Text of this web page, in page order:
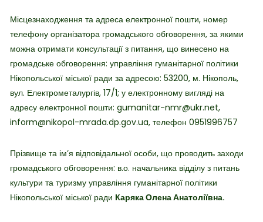
Місцезнаходження та адреса електронної пошти, номер
телефону організатора громадського обговорення, за якими
можна отримати консультації з питання, що винесено на
громадське обговорення: управління гуманітарної політики
Нікопольської міської ради за адресою: 53200, м. Нікополь,
вул. Електрометалургів, 17/1; у електронному вигляді на
адресу електронної пошти: gumanitar-nmr@ukr.net,
inform@nikopol-mrada.dp.gov.ua, телефон 0951996757
Прізвище та ім’я відповідальної особи, що проводить заходи
громадського обговорення: в.о. начальника відділу з питань
культури та туризму управління гуманітарної політики
Нікопольської міської ради Каряка Олена Анатоліївна.